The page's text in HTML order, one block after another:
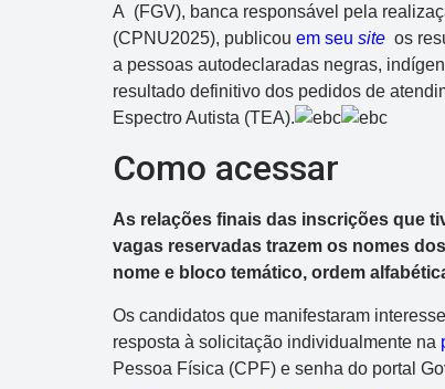
A (FGV), banca responsável pela
(CPNU2025), publicou em seu site os
a pessoas autodeclaradas negras,
resultado definitivo dos pedidos de
Espectro Autista (TEA).
Como acessar
As relações finais das inscrições que
vagas reservadas trazem os nomes
nome e bloco temático, ordem
Os candidatos que manifestaram
resposta à solicitação individualmente na
Pessoa Física (CPF) e senha do portal